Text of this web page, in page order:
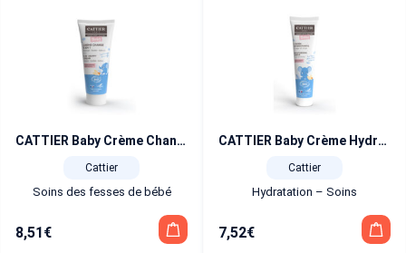
CATTIER Baby Crème Change 3 en 1 75 ml
Cattier
Soins des fesses de bébé
8,51€
CATTIER Baby Crème Hydratante visage et corps 100 ml
Cattier
Hydratation – Soins
7,52€